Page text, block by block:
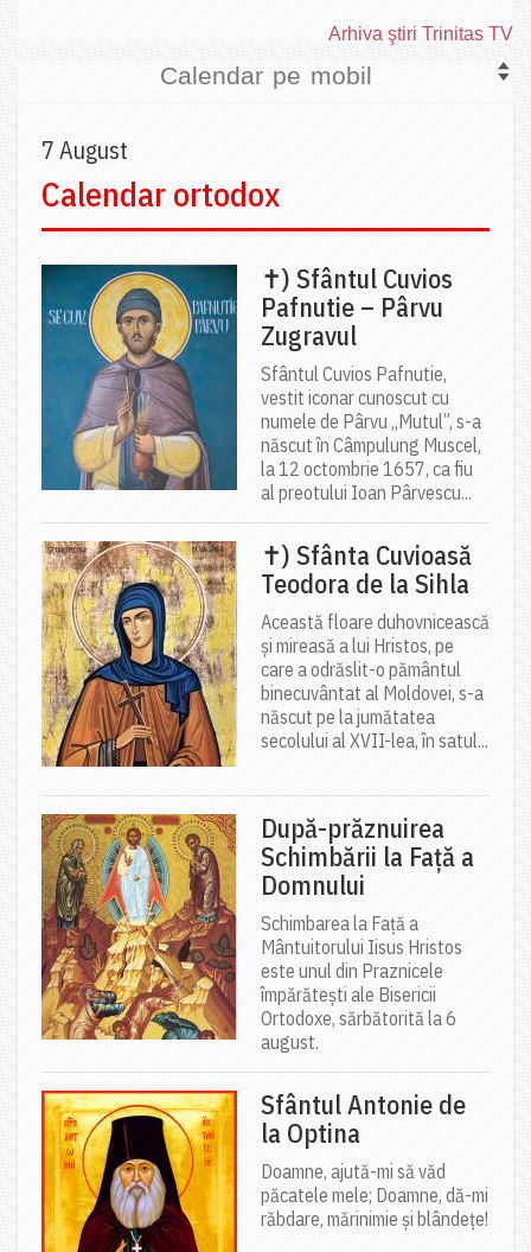
Arhiva ştiri Trinitas TV
Calendar pe mobil
7 August
Calendar ortodox
✝) Sfântul Cuvios
Pafnutie – Pârvu
Zugravul
Sfântul Cuvios Pafnutie,
vestit iconar cunoscut cu
numele de Pârvu „Mutul”, s-a
născut în Câmpulung Muscel,
la 12 octombrie 1657, ca fiu
al preotului Ioan Pârvescu...
✝) Sfânta Cuvioasă
Teodora de la Sihla
Această floare duhovnicească
și mireasă a lui Hristos, pe
care a odrăslit-o pământul
binecuvântat al Moldovei, s-a
născut pe la jumătatea
secolului al XVII-lea, în satul...
După-prăznuirea
Schimbării la Față a
Domnului
Schimbarea la Față a
Mântuitorului Iisus Hristos
este unul din Praznicele
împărătești ale Bisericii
Ortodoxe, sărbătorită la 6
august.
Sfântul Antonie de
la Optina
Doamne, ajută-mi să văd
păcatele mele; Doamne, dă-mi
răbdare, mărinimie şi blândeţe!